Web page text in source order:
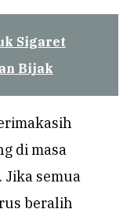
Sigaret
Bijak
di masa
semua
beralih